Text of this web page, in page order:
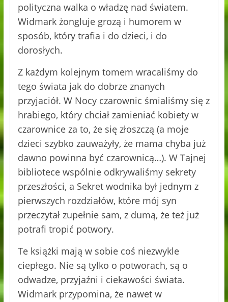
polityczna walka o władzę nad światem.
Widmark żongluje grozą i humorem w
sposób, który trafia i do dzieci, i do
dorosłych.
Z każdym kolejnym tomem wracaliśmy do
tego świata jak do dobrze znanych
przyjaciół. W Nocy czarownic śmialiśmy się z
hrabiego, który chciał zamieniać kobiety w
czarownice za to, że się złoszczą (a moje
dzieci szybko zauważyły, że mama chyba już
dawno powinna być czarownicą…). W Tajnej
bibliotece wspólnie odkrywaliśmy sekrety
przeszłości, a Sekret wodnika był jednym z
pierwszych rozdziałów, które mój syn
przeczytał zupełnie sam, z dumą, że też już
potrafi tropić potwory.
Te książki mają w sobie coś niezwykle
ciepłego. Nie są tylko o potworach, są o
odwadze, przyjaźni i ciekawości świata.
Widmark przypomina, że nawet w